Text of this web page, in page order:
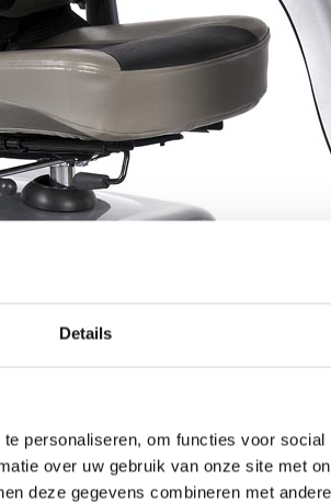
Details
personaliseren, om functies voor
over uw gebruik van onze site met
deze gegevens combineren met